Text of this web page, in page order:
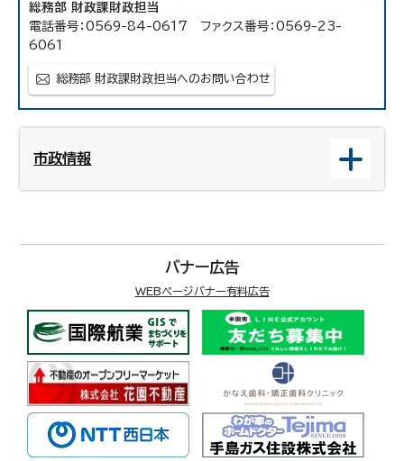
総務部 財政課財政担当
電話番号：0569-84-0617 ファクス番号：0569-23-
6061
総務部 財政課財政担当へのお問い合わせ
市政情報
バナー広告
WEBページバナー有料広告